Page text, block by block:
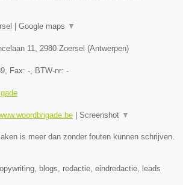
| Google maps ▼
11 2980 Zoersel (Antwerpen)
, Fax: - , BTW-nr: -
| Screenshot ▼
is meer dan zonder fouten kunnen schrijven.
blogs, redactie, eindredactie, leads